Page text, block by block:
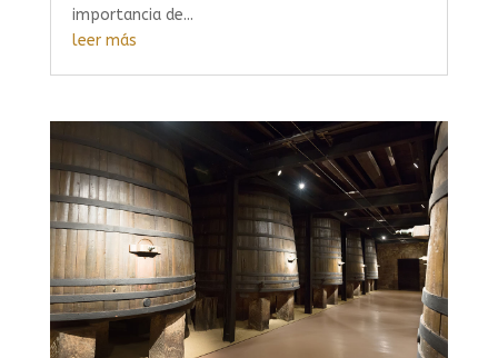
importancia de...
leer más